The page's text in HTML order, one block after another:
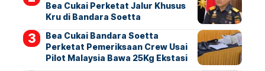
Bea Cukai Perketat Jalur Khusus
Kru di Bandara Soetta
Bea Cukai Bandara Soetta
Perketat Pemeriksaan Crew Usai
Pilot Malaysia Bawa 25Kg Ekstasi